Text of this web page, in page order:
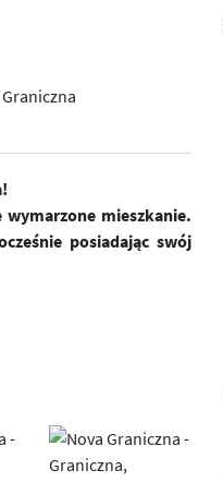
mieszkanie.
posiadając swój